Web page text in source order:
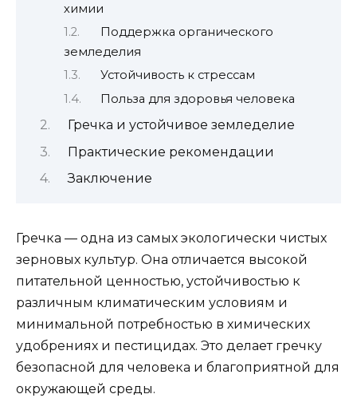
химии
Поддержка органического
земледелия
Устойчивость к стрессам
Польза для здоровья человека
Гречка и устойчивое земледелие
Практические рекомендации
Заключение
Гречка — одна из самых экологически чистых
зерновых культур. Она отличается высокой
питательной ценностью, устойчивостью к
различным климатическим условиям и
минимальной потребностью в химических
удобрениях и пестицидах. Это делает гречку
безопасной для человека и благоприятной для
окружающей среды.